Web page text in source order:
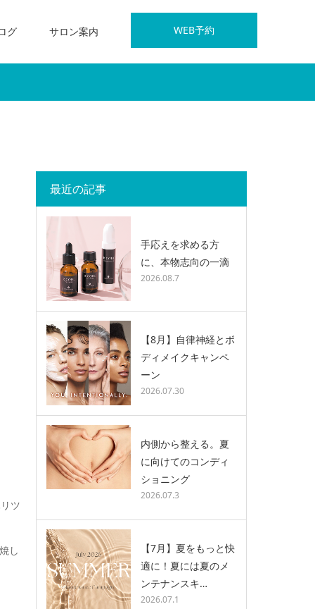
WEB予約
グ サロン案内
ツ
し
最近の記事
手応えを求める方
に、本物志向の一滴
2026.08.7
【8月】自律神経とボ
ディメイクキャンペ
ーン
2026.07.30
内側から整える。夏
に向けてのコンディ
ショニング
2026.07.3
【7月】夏をもっと快
適に！夏には夏のメ
ンテナンスキ…
2026.07.1